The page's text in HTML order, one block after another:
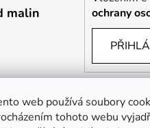
web používá soubory
tohoto webu
malin
ochrany